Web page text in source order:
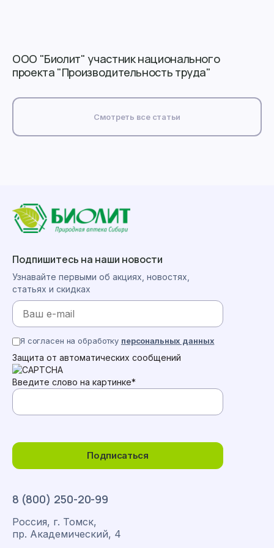
ООО "Биолит" участник национального
проекта "Производительность труда"
Смотреть все статьи
8 (800) 250-20-99
Россия, г. Томск,
пр. Академический, 4
Подпишитесь на наши новости
Узнавайте первыми об акциях, новостях,
статьях и скидках
Подписаться
Я согласен на обработку персональных данных
Защита от автоматических сообщений
Введите слово на картинке*